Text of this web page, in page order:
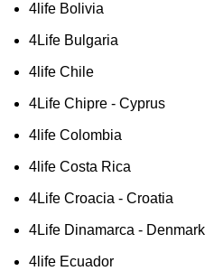
4life Bolivia
4Life Bulgaria
4life Chile
4Life Chipre - Cyprus
4life Colombia
4life Costa Rica
4Life Croacia - Croatia
4Life Dinamarca - Denmark
4life Ecuador